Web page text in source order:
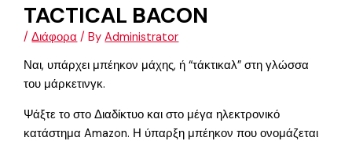
TACTICAL BACON
/Διάφορα / ByAdministrator
Ναι, υπάρχει μπέηκον μάχης, ή “τάκτικαλ” στη γλώσσα
του μάρκετινγκ.
Ψάξτε το στο Διαδίκτυο και στο μέγα ηλεκτρονικό
κατάστημα Amazon. Η ύπαρξη μπέηκον που ονομάζεται